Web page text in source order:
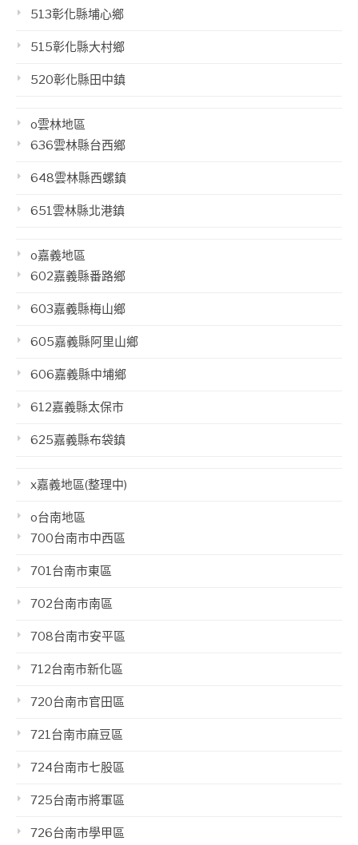
513彰化縣埔心鄉
515彰化縣大村鄉
520彰化縣田中鎮
o雲林地區
636雲林縣台西鄉
648雲林縣西螺鎮
651雲林縣北港鎮
o嘉義地區
602嘉義縣番路鄉
603嘉義縣梅山鄉
605嘉義縣阿里山鄉
606嘉義縣中埔鄉
612嘉義縣太保市
625嘉義縣布袋鎮
x嘉義地區(整理中)
o台南地區
700台南市中西區
701台南市東區
702台南市南區
708台南市安平區
712台南市新化區
720台南市官田區
721台南市麻豆區
724台南市七股區
725台南市將軍區
726台南市學甲區